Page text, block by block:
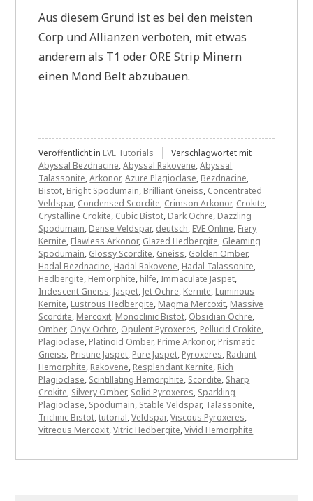
Aus diesem Grund ist es bei den meisten
Corp und Allianzen verboten, mit etwas
anderem als T1 oder ORE Strip Minern
einen Mond Belt abzubauen.
Veröffentlicht in EVE Tutorials
Verschlagwortet mit
Abyssal Bezdnacine,Abyssal Rakovene,Abyssal
Talassonite,Arkonor,Azure Plagioclase, Bezdnacine,
Bistot, Bright Spodumain, Brilliant Gneiss, Concentrated
Veldspar, Condensed Scordite, Crimson Arkonor, Crokite,
Crystalline Crokite, Cubic Bistot, Dark Ochre, Dazzling
Spodumain, Dense Veldspar, deutsch, EVE Online, Fiery
Kernite, Flawless Arkonor, Glazed Hedbergite, Gleaming
Spodumain, Glossy Scordite, Gneiss, Golden Omber,
Hadal Bezdnacine, Hadal Rakovene, Hadal Talassonite,
Hedbergite, Hemorphite, hilfe, Immaculate Jaspet,
Iridescent Gneiss, Jaspet, Jet Ochre, Kernite, Luminous
Kernite, Lustrous Hedbergite, Magma Mercoxit, Massive
Scordite, Mercoxit, Monoclinic Bistot, Obsidian Ochre,
Omber, Onyx Ochre, Opulent Pyroxeres, Pellucid Crokite,
Plagioclase, Platinoid Omber, Prime Arkonor, Prismatic
Gneiss, Pristine Jaspet, Pure Jaspet, Pyroxeres, Radiant
Hemorphite, Rakovene, Resplendant Kernite, Rich
Plagioclase, Scintillating Hemorphite, Scordite, Sharp
Crokite, Silvery Omber, Solid Pyroxeres, Sparkling
Plagioclase, Spodumain, Stable Veldspar, Talassonite,
Triclinic Bistot,tutorial,Veldspar,Viscous Pyroxeres,
Vitreous Mercoxit,Vitric Hedbergite,Vivid Hemorphite